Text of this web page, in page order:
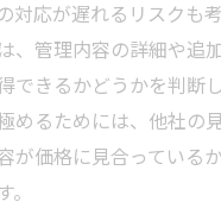
対応が遅れるリスクも考
、管理内容の詳細や追
できるかどうかを判断
めるためには、他社の
が価格に見合っている